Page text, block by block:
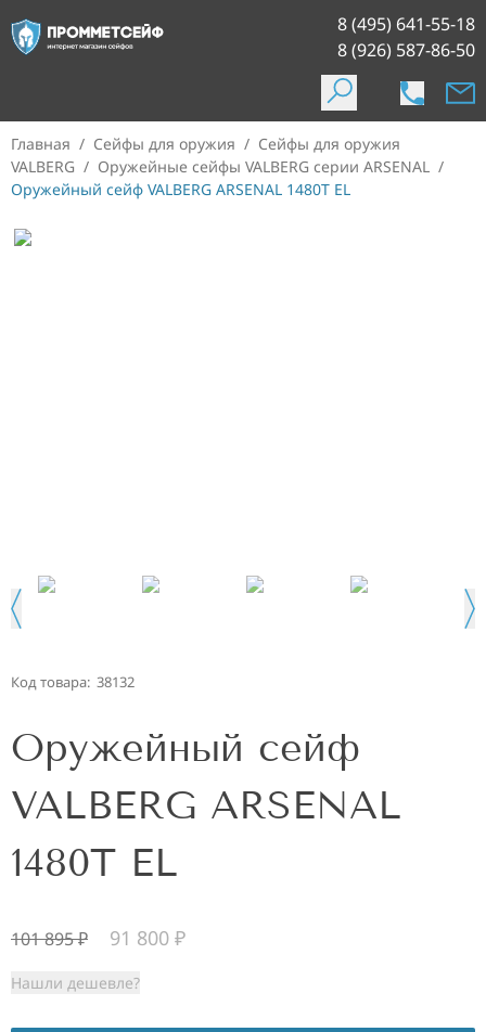
8 (495) 641-55-18
8 (926) 587-86-50
Главная / Сейфы для оружия / Сейфы для оружия
VALBERG / Оружейные сейфы VALBERG серии ARSENAL /
Оружейный сейф VALBERG ARSENAL 1480Т EL
Код товара: 38132
Оружейный сейф
VALBERG ARSENAL
1480Т EL
101 895₽ 91 800 ₽
Нашли дешевле?